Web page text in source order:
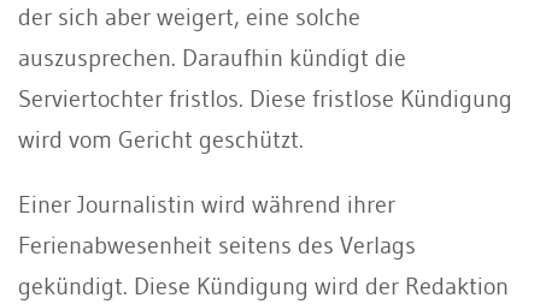
der sich aber weigert, eine solche
auszusprechen. Daraufhin kündigt die
Serviertochter fristlos. Diese fristlose Kündigung
wird vom Gericht geschützt.
Einer Journalistin wird während ihrer
Ferienabwesenheit seitens des Verlags
gekündigt. Diese Kündigung wird der Redaktion